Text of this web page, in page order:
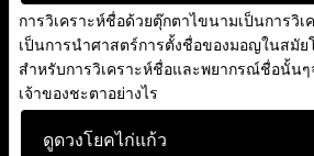
การวิเคราะห์ชื่อด้วยตุ๊กตาไขนามเป็นการวิ
เป็นการนำศาสตร์การตั้งชื่อของมอญในสมั
สำหรับการวิเคราะห์ชื่อและพยากรณ์ชื่อนั้น
เจ้าของชะตาอย่างไร
ดูดวงโยคไก่แก้ว